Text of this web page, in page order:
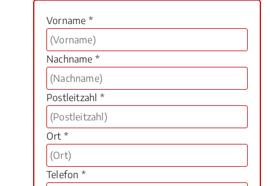
Vorname *
Nachname *
Postleitzahl *
Ort *
Telefon *